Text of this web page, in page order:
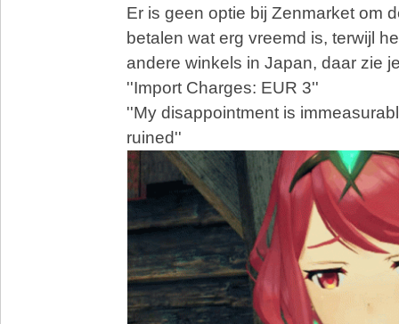
Er is geen optie bij Zenmarket om
betalen wat erg vreemd is, terwijl
andere winkels in Japan, daar zie
''Import Charges: EUR 3''
''My disappointment is
ruined''